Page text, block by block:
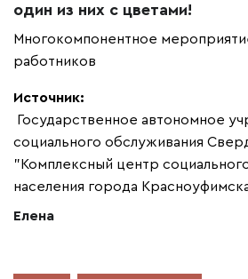
один из них с цветами!
Многокомпонентное
работников
Источник:
Государственное автономное
социального обслуживания
"Комплексный центр
населения города
Елена